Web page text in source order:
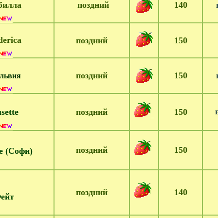
поздний 140
поздний 150
поздний 150
поздний 150
(Софи) поздний 150
поздний 140